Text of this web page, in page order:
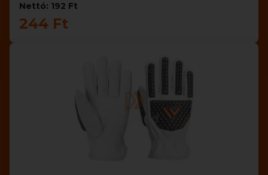
Nettó: 192 Ft
244 Ft